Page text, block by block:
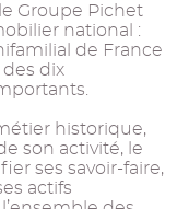
Groupe Pichet
national :
de France
dix
historique,
son activité, le
ses savoir-faire,
actifs